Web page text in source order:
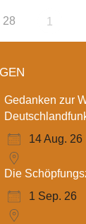
28 1
Gedanken zur
14 Aug. 26
Die
1 Sep. 26